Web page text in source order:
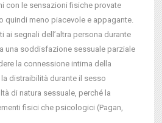
con le sensazioni fisiche provate
quindi meno piacevole e appagante.
ai segnali dell’altra persona durante
una soddisfazione sessuale parziale
la connessione intima della
distraibilità durante il sesso
di natura sessuale, perché la
fisici che psicologici (Pagan,